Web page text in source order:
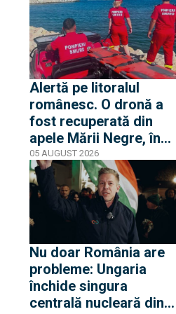
fundația Iuliei
soția opozantului
Aleksei Navalnîi, ucis
în închisorile siberiene
Alertă pe litoralul
românesc. O dronă a
fost recuperată din
apele Mării Negre, în
apropierea plajei Loft
din Mamaia
05 AUGUST 2026
Nu doar România are
probleme: Ungaria
închide singura
centrală nucleară din